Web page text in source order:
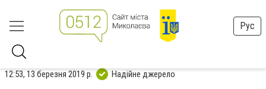
Рус
12:53, 13 березня 2019 р. Надійне джерело